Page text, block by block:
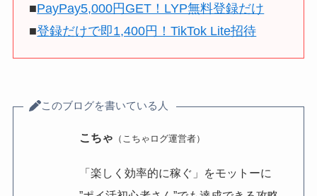
■PayPay5,000円GET！LYP無料登録だけ
■登録だけで即1,400円！TikTok Lite招待
このブログを書いている人
こちゃ （こちゃログ運営者）
「楽しく効率的に稼ぐ」をモットーに